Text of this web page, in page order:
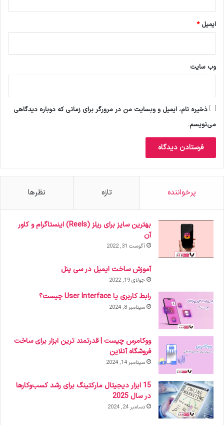
ایمیل*
وب‌ سایت
ذخیره نام، ایمیل و وبسایت من در مرورگر برای زمانی که دوباره دیدگاهی
می‌نویسم.
پرخواننده تازه نظرها
بهترین سایز برای ریلز (Reels) اینستاگرام و کاور
آن
آگوست 31, 2022
آموزش ساخت ایمیل در سی پنل
جولای 19, 2022
رابط کاربری یا User Interface چیست؟
سپتامبر 8, 2024
ووکامرس چیست | قدرتمند ترین ابزار برای ساخت
فروشگاه آنلاین
سپتامبر 14, 2024
15 ابزار دیجیتال مارکتینگ برای رشد کسب‌وکارها
در سال 2025
دسامبر 24, 2024